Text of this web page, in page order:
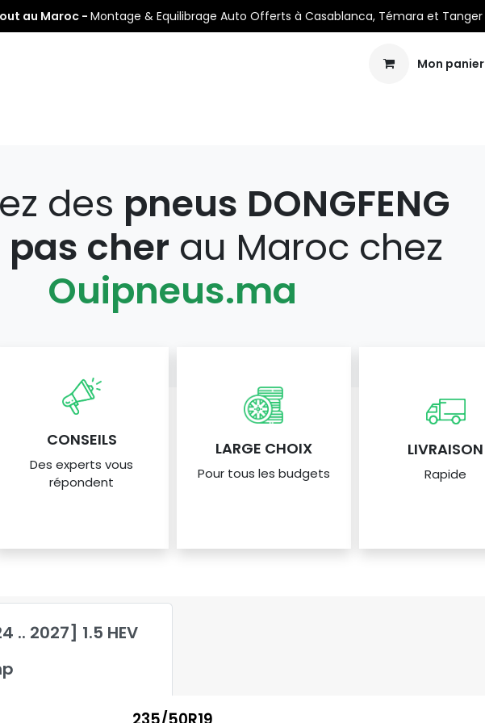
au Maroc - Montage & Equilibrage Auto Offerts à Casablanca, Témara et Tanger
Mon panier
des pneus DONGFENG
pas cher au Maroc chez
Ouipneus.ma
CONSEILS
Des experts vous
répondent
LARGE CHOIX
Pour tous les budgets
LIVRAISON
Rapide
.. 2027] 1.5 HEV